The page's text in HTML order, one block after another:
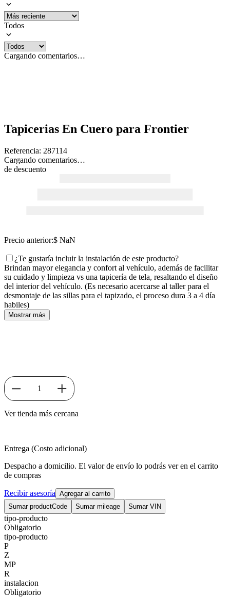
Todos
Cargando comentarios…
Tapicerias En Cuero para Frontier
Referencia: 287114
Cargando comentarios…
de descuento
Precio anterior:$ NaN
¿Te gustaría incluir la instalación de este producto?
Brindan mayor elegancia y confort al vehículo, además de facilitar
su cuidado y limpieza vs una tapicería de tela, resaltando el diseño
del interior del vehículo. (Es necesario acercarse al taller para el
desmontaje de las sillas para el tapizado, el proceso dura 3 a 4 día
habiles)
Mostrar más
1
Ver tienda más cercana
Entrega (Costo adicional)
Despacho a domicilio. El valor de envío lo podrás ver en el carrito
de compras
Recibir asesoría Agregar al carrito
Sumar productCode
Sumar mileage Sumar VIN
tipo-producto
Obligatorio
tipo-producto
P
Z
MP
R
instalacion
Obligatorio